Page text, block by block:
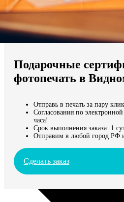
Мы доставляем по всему миру
Продолжить без города
Подарочные
фотопечать в
Отправь в печать за пару
Согласования по
часа!
Срок выполнения заказа: 1
Отправим в любой город РФ
Сделать заказ